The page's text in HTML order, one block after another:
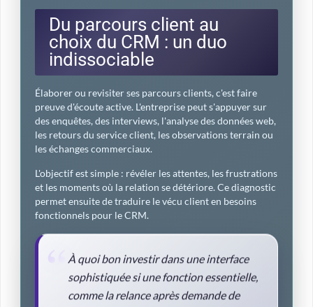
Du parcours client au
choix du CRM : un duo
indissociable
Élaborer ou revisiter ses parcours clients, c'est faire
preuve d'écoute active. L'entreprise peut s'appuyer sur
des enquêtes, des interviews, l'analyse des données web,
les retours du service client, les observations terrain ou
les échanges commerciaux.
L'objectif est simple : révéler les attentes, les frustrations
et les moments où la relation se détériore. Ce diagnostic
permet ensuite de traduire le vécu client en besoins
fonctionnels pour le CRM.
À quoi bon investir dans une interface
sophistiquée si une fonction essentielle,
comme la relance après demande de